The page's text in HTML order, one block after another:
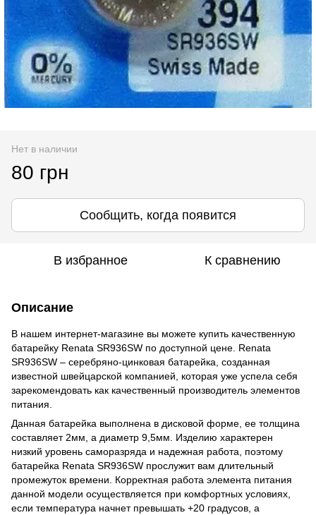
Нет в наличии
80 грн
Сообщить, когда появится
В избранное К сравнению
Описание
В нашем интернет-магазине вы можете купить качественную
батарейку Renata SR936SW по доступной цене. Renata
SR936SW – серебряно-цинковая батарейка, созданная
известной швейцарской компанией, которая уже успела себя
зарекомендовать как качественный производитель элементов
питания.
Данная батарейка выполнена в дисковой форме, ее толщина
составляет 2мм, а диаметр 9,5мм. Изделию характерен
низкий уровень саморазряда и надежная работа, поэтому
батарейка Renata SR936SW прослужит вам длительный
промежуток времени. Корректная работа элемента питания
данной модели осуществляется при комфортных условиях,
если температура начнет превышать +20 градусов, а